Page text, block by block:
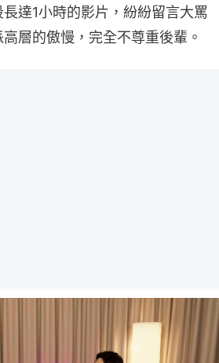
達1小時的影片，紛紛留言大罵
層的傲慢，完全不尊重後輩。